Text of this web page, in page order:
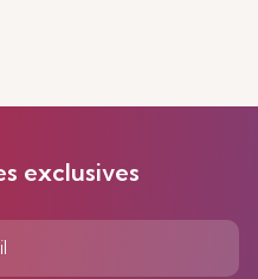
exclusives